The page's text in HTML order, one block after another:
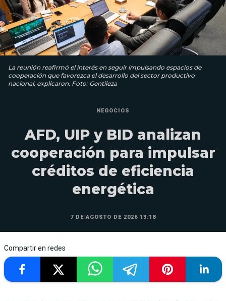
La reunión reafirmó el interés en seguir impulsando espacios de
cooperación que favorezca el desarrollo del sector productivo
nacional, explicaron. Foto: Gentileza
NEGOCIOS
AFD, UIP y BID analizan
cooperación para impulsar
créditos de eficiencia
energética
7 DE AGOSTO DE 2026 13:18
Compartir en redes